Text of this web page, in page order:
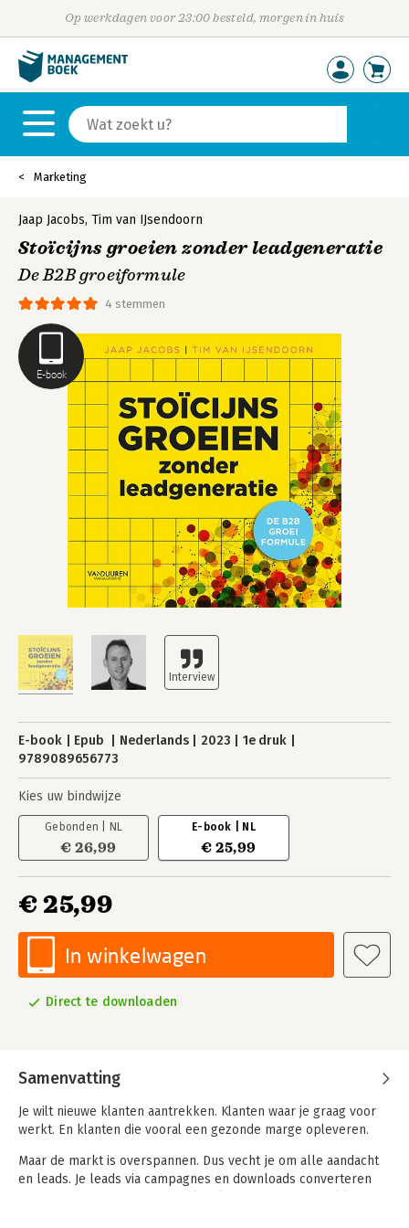
Op werkdagen voor 23:00 besteld, morgen in huis
Marketing
E-book
4 stemmen
Jaap Jacobs, Tim van IJsendoorn
Stoïcijns groeien zonder leadgeneratie
De B2B groeiformule
E-book Epub Nederlands 2023
1e druk
9789089656773
Kies uw bindwijze
Gebonden | NL
€ 26,99
E-book | NL
€ 25,99
€ 25,99
In winkelwagen
Direct te downloaden
Samenvatting
Je wilt nieuwe klanten aantrekken. Klanten waar je graag voor
werkt. En klanten die vooral een gezonde marge opleveren.
Maar de markt is overspannen. Dus vecht je om alle aandacht
en leads. Je leads via campagnes en downloads converteren